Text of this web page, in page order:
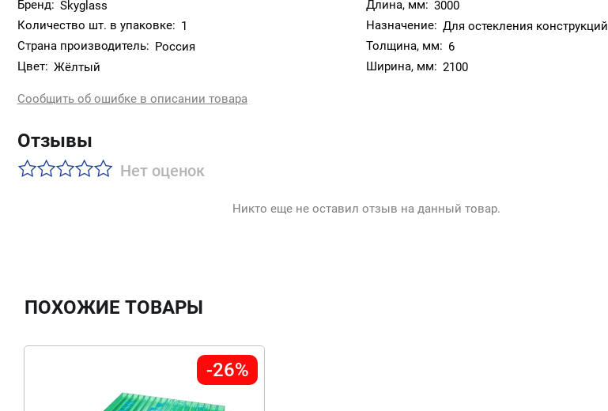
Бренд: Skyglass Длина, мм: 3000
Количество шт. в упаковке: 1 Назначение: Для остекления конструкций
Страна производитель: Россия Толщина, мм: 6
Цвет: Жёлтый Ширина, мм: 2100
Сообщить об ошибке в описании товара
Отзывы
Нет оценок
Никто еще не оставил отзыв на данный товар.
ПОХОЖИЕ ТОВАРЫ
-26%